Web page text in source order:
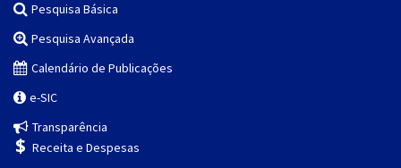
Pesquisa Básica
Pesquisa Avançada
Calendário de Publicações
e-SIC
Transparência
Receita e Despesas